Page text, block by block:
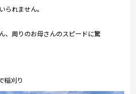
られません。
、周りのお母さんのスピードに驚
稲刈り